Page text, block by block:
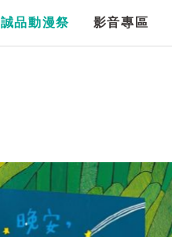
誠品動漫祭 影音專區